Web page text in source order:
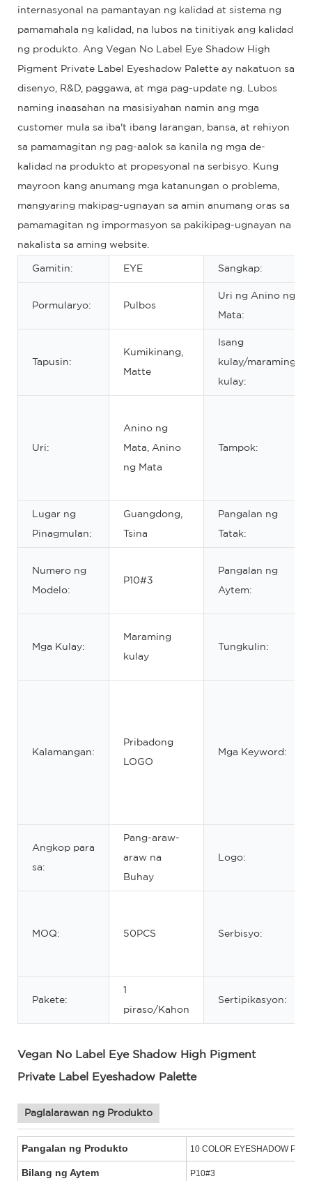
internasyonal na pamantayan ng kalidad at sistema ng
pamamahala ng kalidad, na lubos na tinitiyak ang kalidad
ng produkto. Ang Vegan No Label Eye Shadow High
Pigment Private Label Eyeshadow Palette ay nakatuon sa
disenyo, R&D, paggawa, at mga pag-update ng. Lubos
naming inaasahan na masisiyahan namin ang mga
customer mula sa iba't ibang larangan, bansa, at rehiyon
sa pamamagitan ng pag-aalok sa kanila ng mga de-
kalidad na produkto at propesyonal na serbisyo. Kung
mayroon kang anumang mga katanungan o problema,
mangyaring makipag-ugnayan sa amin anumang oras sa
pamamagitan ng impormasyon sa pakikipag-ugnayan na
nakalista sa aming website.
Gamitin: EYE Sangkap:
Pormularyo: Pulbos
Uri ng Anino ng
Mata:
Tapusin:
Kumikinang,
Matte
Isang
kulay/maraming
kulay:
Uri:
Anino ng
Mata, Anino
ng Mata
Tampok:
Lugar ng
Pinagmulan:
Guangdong,
Tsina
Pangalan ng
Tatak:
Numero ng
Modelo:
P10#3
Pangalan ng
Aytem:
Mga Kulay:
Maraming
kulay
Tungkulin:
Kalamangan:
Pribadong
LOGO
Mga Keyword:
Angkop para
sa:
Pang-araw-
araw na
Buhay
Logo:
MOQ: 50PCS Serbisyo:
Pakete:
1
piraso/Kahon
Sertipikasyon:
Vegan No Label Eye Shadow High Pigment
Private Label Eyeshadow Palette
Paglalarawan ng Produkto
Pangalan ng Produkto 10 COLOR EYESHADOW
Bilang ng Aytem P10#3